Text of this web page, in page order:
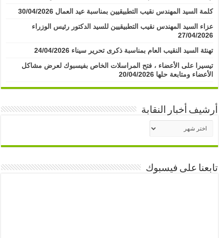
كلمة السيد المهندس نقيب التطبيقيين بمناسبة عيد العمال 30/04/2026
عزاء السيد المهندس نقيب التطبيقيين للسيد الدكتور رئيس الوزراء
27/04/2026
تهنئة السيد النقيب العام بمناسبة ذكرى تحرير سيناء 24/04/2026
تيسيرا على الأعضاء ، فتح المراسلات الخاص بفيسبوك لعرض مشاكل
الأعضاء ومتابعة حلها 20/04/2026
أرشيف أخبار النقابة
أخبار
تابعنا على فيسبوك